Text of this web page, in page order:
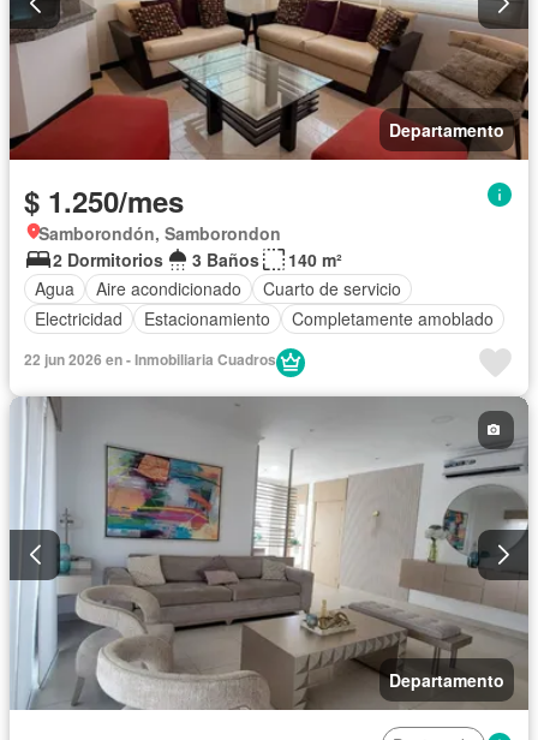
Departamento
$ 1.250/mes
Samborondón, Samborondon
2 Dormitorios
3 Baños
140 m²
Agua
Aire acondicionado
Cuarto de servicio
Electricidad
Estacionamiento Completamente amoblado
22 jun 2026 en - Inmobiliaria Cuadros
Departamento